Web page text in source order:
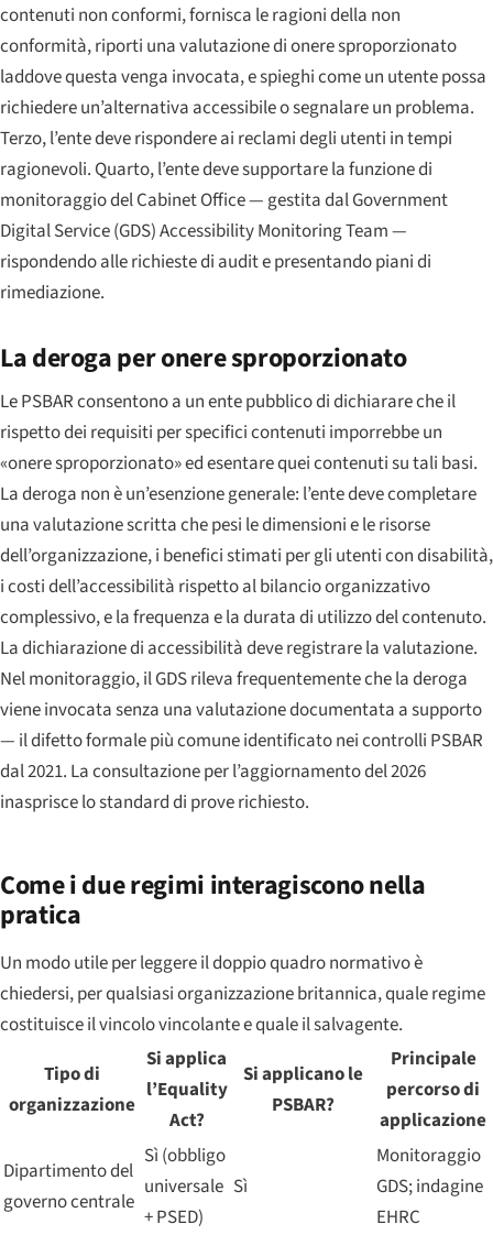
contenuti non conformi, fornisca le ragioni della non
conformità, riporti una valutazione di onere sproporzionato
laddove questa venga invocata, e spieghi come un utente possa
richiedere un’alternativa accessibile o segnalare un problema.
Terzo, l’ente deve rispondere ai reclami degli utenti in tempi
ragionevoli. Quarto, l’ente deve supportare la funzione di
monitoraggio del Cabinet Office — gestita dal Government
Digital Service (GDS) Accessibility Monitoring Team —
rispondendo alle richieste di audit e presentando piani di
rimediazione.
La deroga per onere sproporzionato
Le PSBAR consentono a un ente pubblico di dichiarare che il
rispetto dei requisiti per specifici contenuti imporrebbe un
«onere sproporzionato» ed esentare quei contenuti su tali basi.
La deroga non è un’esenzione generale: l’ente deve completare
una valutazione scritta che pesi le dimensioni e le risorse
dell’organizzazione, i benefici stimati per gli utenti con disabilità,
i costi dell’accessibilità rispetto al bilancio organizzativo
complessivo, e la frequenza e la durata di utilizzo del contenuto.
La dichiarazione di accessibilità deve registrare la valutazione.
Nel monitoraggio, il GDS rileva frequentemente che la deroga
viene invocata senza una valutazione documentata a supporto
— il difetto formale più comune identificato nei controlli PSBAR
dal 2021. La consultazione per l’aggiornamento del 2026
inasprisce lo standard di prove richiesto.
Come i due regimi interagiscono nella
pratica
Un modo utile per leggere il doppio quadro normativo è
chiedersi, per qualsiasi organizzazione britannica, quale regime
costituisce il vincolo vincolante e quale il salvagente.
Tipo di
organizzazione
Si applica
l’Equality
Act?
Si applicano le
PSBAR?
Principale
percorso di
applicazione
Dipartimento del
governo centrale
Sì (obbligo
universale
+ PSED)
Sì
Monitoraggio
GDS; indagine
EHRC